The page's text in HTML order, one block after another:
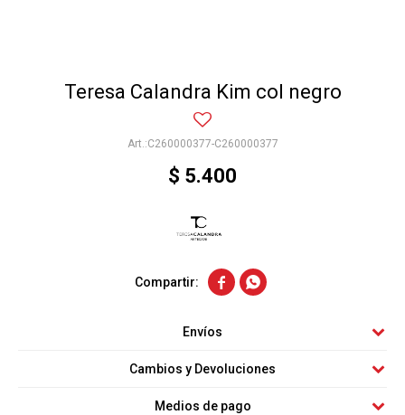
Teresa Calandra Kim col negro
C260000377-C260000377
$ 5.400
 
Envíos
Cambios y Devoluciones
Medios de pago